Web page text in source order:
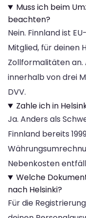
Muss ich beim
beachten?
Nein. Finnland ist
Mitglied, für deinen
Zollformalitäten an.
innerhalb von drei
DVV.
Zahle ich in
Ja. Anders als
Finnland bereits
Nebenkosten
Welche
nach Helsinki?
Für die